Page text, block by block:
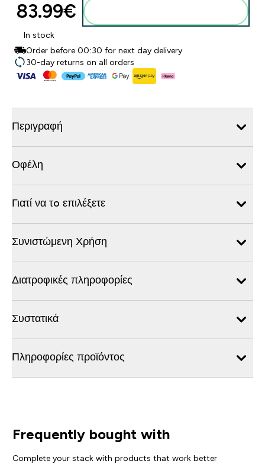
83.99€‎
In stock
Order before 00:30 for next day delivery
30-day returns on all orders
Περιγραφή
Οφέλη
Γιατί να τo επιλέξετε
Συνιστώμενη Χρήση
Διατροφικές πληροφορίες
Συστατικά
Πληροφορίες προϊόντος
Frequently bought with
Complete your stack with products that work better